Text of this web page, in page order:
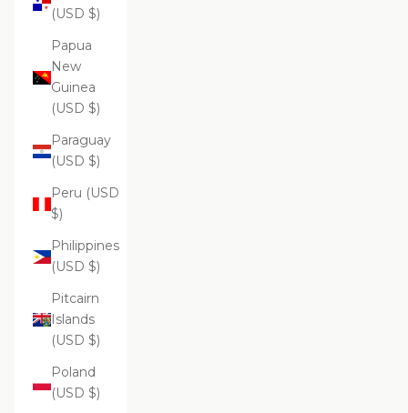
(USD $)
Papua
New
Guinea
(USD $)
Paraguay
(USD $)
Peru (USD
$)
Philippines
(USD $)
Pitcairn
Islands
(USD $)
Poland
(USD $)